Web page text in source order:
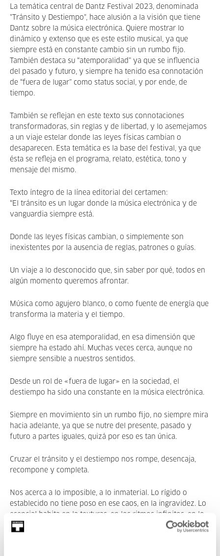
La temática central de Dantz Festival 2023, denominada
"Tránsito y Destiempo", hace alusión a la visión que tiene
Dantz sobre la música electrónica. Quiere mostrar lo
dinámico y extenso que es este estilo musical, ya que
siempre está en constante cambio sin un rumbo fijo.
También destaca su “atemporalidad” ya que se influencia
del pasado y futuro, y siempre ha tenido esa connotación
de “fuera de lugar” como status social, y por ende, de
tiempo.
También se reflejan en este texto sus connotaciones
transformadoras, sin reglas y de libertad, y lo asemejamos
a un viaje estelar donde las leyes físicas cambian o
desaparecen. Esta temática es la base del festival, ya que
ésta se refleja en el programa, relato, estética, tono y
mensaje del mismo.
Texto íntegro de la línea editorial del certamen:
“El tránsito es un lugar donde la música electrónica y de
vanguardia siempre está.
Donde las leyes físicas cambian, o simplemente son
inexistentes por la ausencia de reglas, patrones o guías.
Un viaje a lo desconocido que, sin saber por qué, todos en
algún momento queremos afrontar.
Música como agujero blanco, o como fuente de energía que
transforma la materia y el tiempo.
Algo fluye en esa atemporalidad, en esa dimensión que
siempre ha estado ahí. Muchas veces cerca, aunque no
siempre sensible a nuestros sentidos.
Desde un rol de «fuera de lugar» en la sociedad, el
destiempo ha sido una constante en la música electrónica.
Siempre en movimiento sin un rumbo fijo, no siempre mira
hacia adelante, ya que se nutre del presente, pasado y
futuro a partes iguales, quizá por eso es tan única.
Cruzar el tránsito y el destiempo nos rompe, desencaja,
recompone y completa.
Nos acerca a lo imposible, a lo inmaterial. Lo rígido o
establecido no tiene poso en ese caos, en la ingravidez. Lo
esencial habita en la texturas, en los ritmos infinitos, en lo
abstracto, en lo incontrolable.”